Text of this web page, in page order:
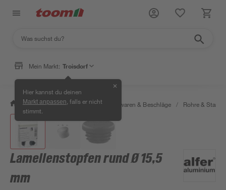
Mein Markt: Troisdorf
Hier kannst du deinen
Markt anpassen , falls er nicht
stimmt.
✕
/ Werkstatt & Maschinen / Eisenwaren & Beschläge / Rohre &
Lamellenstopfen rund Ø 15,5
mm